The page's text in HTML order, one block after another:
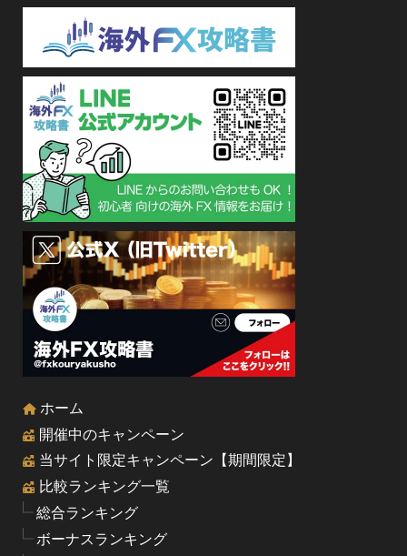
ホーム
開催中のキャンペーン
当サイト限定キャンペーン【期間限定】
比較ランキング一覧
総合ランキング
ボーナスランキング